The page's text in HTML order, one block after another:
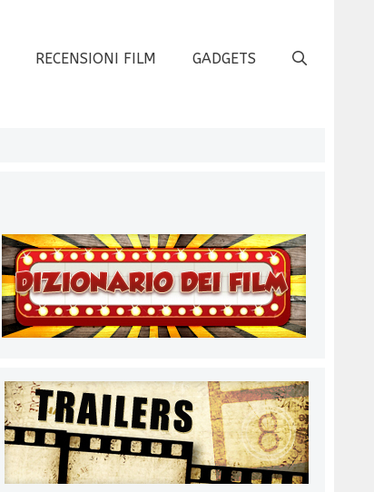
RECENSIONI FILM GADGETS